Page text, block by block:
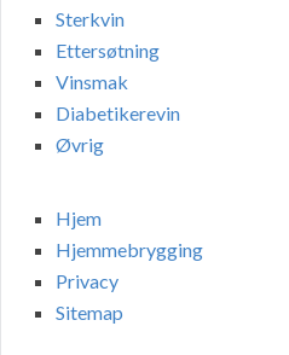
Sterkvin
Ettersøtning
Vinsmak
Diabetikerevin
Øvrig
Hjem
Hjemmebrygging
Privacy
Sitemap